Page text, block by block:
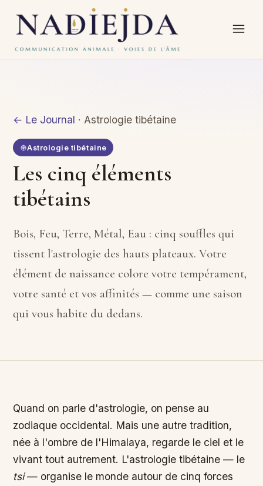
← Le Journal · Astrologie tibétaine
Astrologie tibétaine
Les cinq éléments
tibétains
Bois, Feu, Terre, Métal, Eau : cinq souffles qui
tissent l'astrologie des hauts plateaux. Votre
élément de naissance colore votre tempérament,
votre santé et vos affinités — comme une saison
qui vous habite du dedans.
Quand on parle d'astrologie, on pense au
zodiaque occidental. Mais une autre tradition,
née à l'ombre de l'Himalaya, regarde le ciel et le
vivant tout autrement. L'astrologie tibétaine — le
tsi— organise le monde autour de cinq forces